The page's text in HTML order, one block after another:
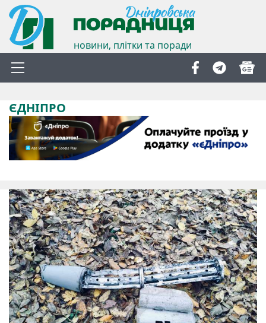
новини, плітки та поради
ЄДНІПРО